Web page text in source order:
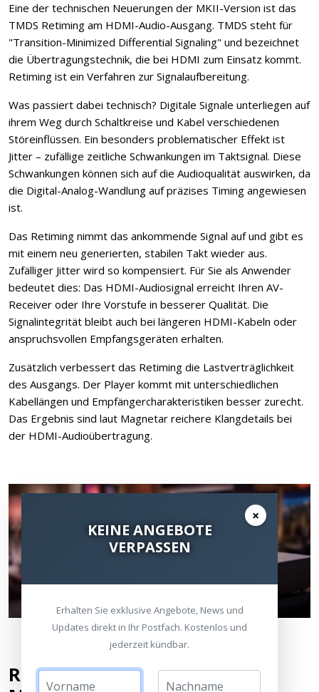
Eine der technischen Neuerungen der MKII-Version ist das
TMDS Retiming am HDMI-Audio-Ausgang. TMDS steht für
"Transition-Minimized Differential Signaling" und bezeichnet
die Übertragungstechnik, die bei HDMI zum Einsatz kommt.
Retiming ist ein Verfahren zur Signalaufbereitung.
Was passiert dabei technisch? Digitale Signale unterliegen auf
ihrem Weg durch Schaltkreise und Kabel verschiedenen
Störeinflüssen. Ein besonders problematischer Effekt ist
Jitter – zufällige zeitliche Schwankungen im Taktsignal. Diese
Schwankungen können sich auf die Audioqualität auswirken, da
die Digital-Analog-Wandlung auf präzises Timing angewiesen
ist.
Das Retiming nimmt das ankommende Signal auf und gibt es
mit einem neu generierten, stabilen Takt wieder aus.
Zufälliger Jitter wird so kompensiert. Für Sie als Anwender
bedeutet dies: Das HDMI-Audiosignal erreicht Ihren AV-
Receiver oder Ihre Vorstufe in besserer Qualität. Die
Signalintegrität bleibt auch bei längeren HDMI-Kabeln oder
anspruchsvollen Empfangsgeräten erhalten.
Zusätzlich verbessert das Retiming die Lastverträglichkeit
des Ausgangs. Der Player kommt mit unterschiedlichen
Kabellängen und Empfängercharakteristiken besser zurecht.
Das Ergebnis sind laut Magnetar reichere Klangdetails bei
der HDMI-Audioübertragung.
Roon Ready Zertifizierung für
×
KEINE ANGEBOTE
VERPASSEN
Erhalten Sie exklusive Angebote, News und
Updates direkt in Ihr Postfach. Kostenlos und
jederzeit kündbar.